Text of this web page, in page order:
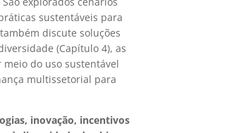
sustentáveis para
discute soluções
(Capítulo 4), as
do uso sustentável
multissetorial para
inovação, incentivos